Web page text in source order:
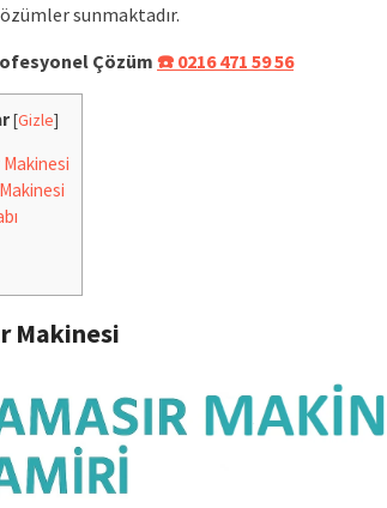
sunmaktadır.
Çözüm ☎️ 0216 471 59 56
[Gizle]
Makinesi
Makinesi